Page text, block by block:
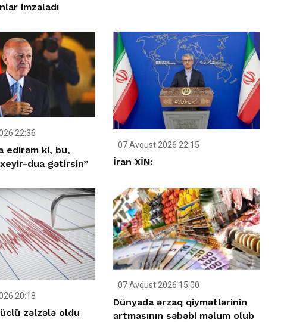
imzaladı
22:36
edirəm ki, bu,
dua gətirsin”
07 Avqust 2026 22:15
İran XİN:
20:18
zəlzələ oldu
07 Avqust 2026 15:00
Dünyada ərzaq qiymətlərinin
artmasının səbəbi məlum olub